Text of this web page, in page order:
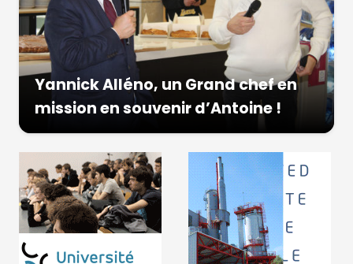
Yannick Alléno, un Grand chef en
mission en souvenir d’Antoine !